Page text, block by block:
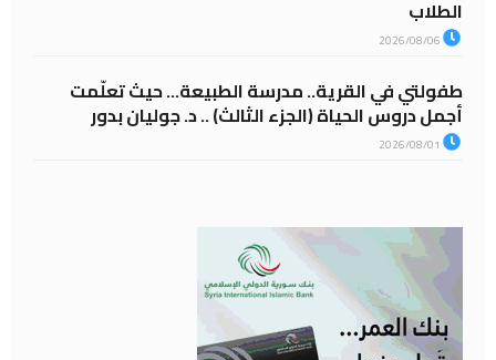
الطلاب
طفولتي في القرية.. مدرسة الطبيعة… حيث تعلّمت
أجمل دروس الحياة (الجزء الثالث) .. د. جوليان بدور